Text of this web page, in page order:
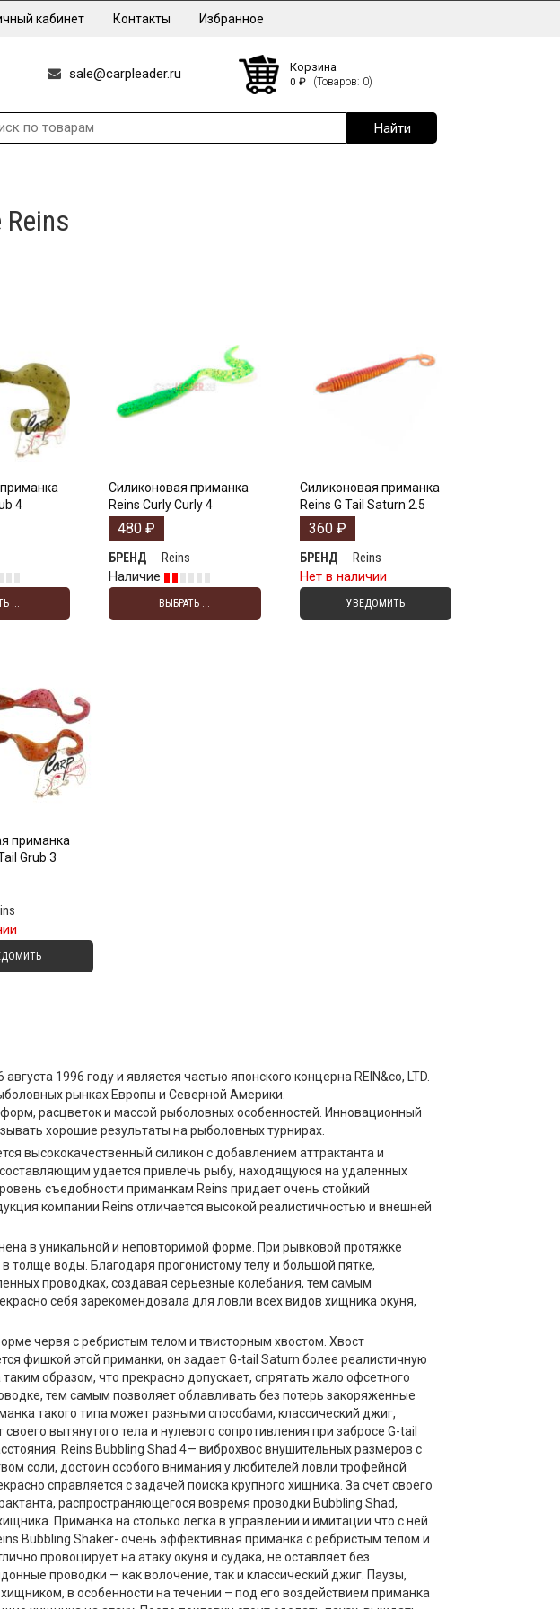
кабинет Контакты Избранное
sale@carpleader.ru Корзина
0 ₽ (Товаров: 0)
4
...
Силиконовая приманка
Reins Curly Curly 4
480₽
БРЕНД
Reins
Наличие
ВЫБРАТЬ ...
Силиконовая приманка
Reins G Tail Saturn 2.5
360 ₽
БРЕНД
Reins
Нет в наличии
УВЕДОМИТЬ
приманка
Grub 3
1996 году и является частью японского концерна REIN&co, LTD.
рынках Европы и Северной Америки.
расцветок и массой рыболовных особенностей. Инновационный
хорошие результаты на рыболовных турнирах.
высококачественный силикон с добавлением аттрактанта и
удается привлечь рыбу, находящуюся на удаленных
съедобности приманкам Reins придает очень стойкий
компании Reins отличается высокой реалистичностью и внешней
в уникальной и неповторимой форме. При рывковой протяжке
толще воды. Благодаря прогонистому телу и большой пятке,
проводках, создавая серьезные колебания, тем самым
себя зарекомендовала для ловли всех видов хищника окуня,
червя с ребристым телом и твисторным хвостом. Хвост
фишкой этой приманки, он задает G-tail Saturn более реалистичную
образом, что прекрасно допускает, спрятать жало офсетного
тем самым позволяет облавливать без потерь закоряженные
такого типа может разными способами, классический джиг,
вытянутого тела и нулевого сопротивления при забросе G-tail
Reins Bubbling Shad 4— виброхвос внушительных размеров с
соли, достоин особого внимания у любителей ловли трофейной
справляется с задачей поиска крупного хищника. За счет своего
распространяющегося вовремя проводки Bubbling Shad,
Приманка на столько легка в управлении и имитации что с ней
Bubbling Shaker- очень эффективная приманка с ребристым телом и
провоцирует на атаку окуня и судака, не оставляет без
проводки — как волочение, так и классический джиг. Паузы,
в особенности на течении – под его воздействием приманка